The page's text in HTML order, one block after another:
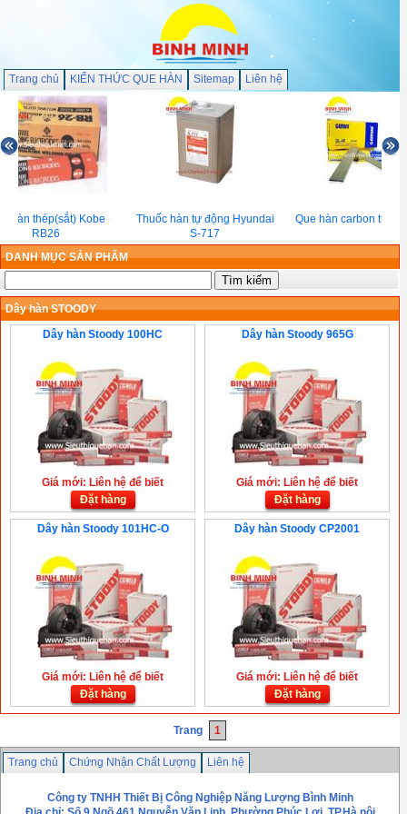
Trang chủ KIẾN THỨC QUE HÀN Sitemap Liên hệ
hàn thép(sắt) Kobe
RB26
Thuốc hàn tự động Hyundai
S-717
Que hàn carbon thấp
DANH MỤC SẢN PHẨM
Dây hàn STOODY
Dây hàn Stoody 100HC
Giá mới: Liên hệ để biết
Đặt hàng
Dây hàn Stoody 965G
Giá mới: Liên hệ để biết
Đặt hàng
Dây hàn Stoody 101HC-O
Giá mới: Liên hệ để biết
Đặt hàng
Dây hàn Stoody CP2001
Giá mới: Liên hệ để biết
Đặt hàng
Trang 1
Trang chủ Chứng Nhận Chất Lượng Liên hệ
Công ty TNHH Thiết Bị Công Nghiệp Năng Lượng Bình Minh